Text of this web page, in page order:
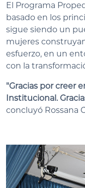
El Programa
basado en los
sigue siendo un
mujeres
esfuerzo, en un
con la
"Gracias por creer
Institucional.
concluyó Rossana